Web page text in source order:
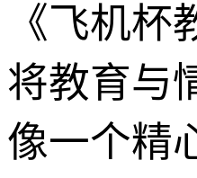
《飞机
将教育与
像一个精